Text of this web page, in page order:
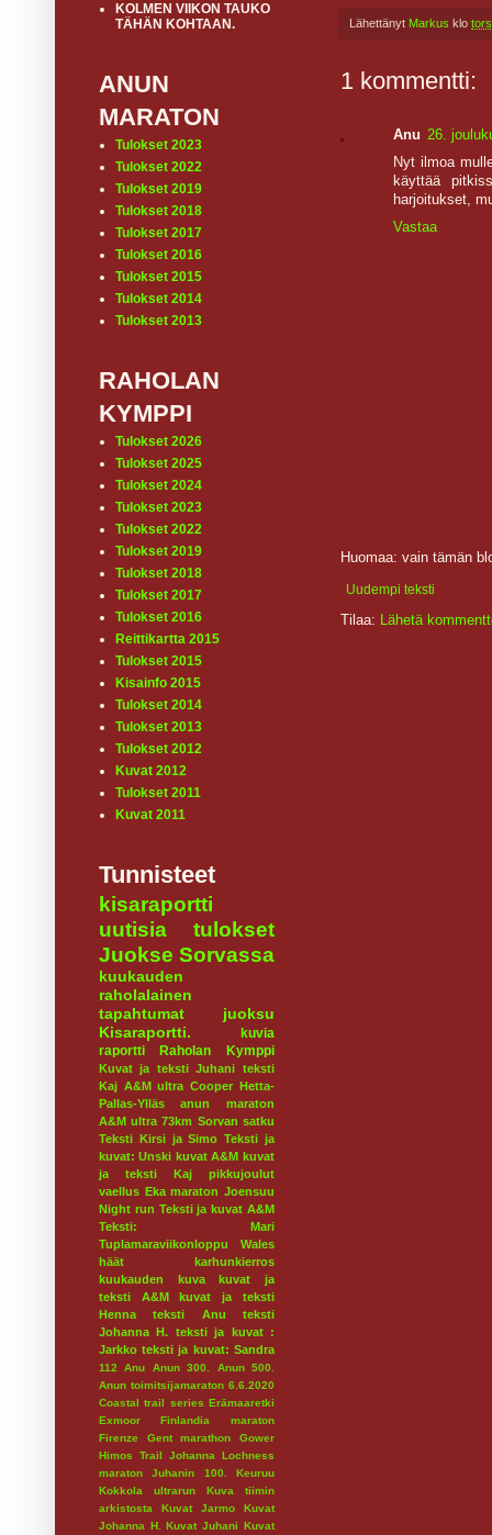
Lähettänyt Markus klo
1 kommentti:
Anu 26.
Nyt ilmoa
käyttää
harjoitukset,
Vastaa
Huomaa: vain tämän
Uudempi teksti
Tilaa: Lähetä
KOLMEN VIIKON TAUKO
TÄHÄN KOHTAAN.
ANUN
MARATON
Tulokset 2023
Tulokset 2022
Tulokset 2019
Tulokset 2018
Tulokset 2017
Tulokset 2016
Tulokset 2015
Tulokset 2014
Tulokset 2013
RAHOLAN
KYMPPI
Tulokset 2026
Tulokset 2025
Tulokset 2024
Tulokset 2023
Tulokset 2022
Tulokset 2019
Tulokset 2018
Tulokset 2017
Tulokset 2016
Reittikartta 2015
Tulokset 2015
Kisainfo 2015
Tulokset 2014
Tulokset 2013
Tulokset 2012
Kuvat 2012
Tulokset 2011
Kuvat 2011
Tunnisteet
kisaraportti
uutisia
tulokset
Juokse Sorvassa
kuukauden
raholalainen
tapahtumat
juoksu
Kisaraportti.
kuvia
raportti
Raholan Kymppi
Kuvat ja teksti Juhani teksti
Kaj A&M ultra Cooper Hetta-
Pallas-Ylläs
anun maraton
A&M ultra 73km Sorvan satku
Teksti Kirsi ja Simo Teksti ja
kuvat: Unski kuvat A&M kuvat
ja teksti Kaj
pikkujoulut
vaellus Eka maraton Joensuu
Night run Teksti ja kuvat A&M
Teksti: Mari
Tuplamaraviikonloppu
Wales
häät
karhunkierros
kuukauden kuva
kuvat ja
teksti A&M
kuvat ja teksti
Henna
teksti Anu
teksti
Johanna H. teksti ja kuvat :
Jarkko teksti ja kuvat: Sandra
112 Anu Anun 300.
Anun 500.
Anun toimitsijamaraton 6.6.2020
Coastal trail series Erämaaretki
Exmoor
Finlandia maraton
Firenze
Gent marathon
Gower
Himos Trail
Johanna Lochness
maraton
Juhanin 100.
Keuruu
Kokkola ultrarun
Kuva tiimin
arkistosta
Kuvat Jarmo
Kuvat
Johanna H.
Kuvat Juhani Kuvat